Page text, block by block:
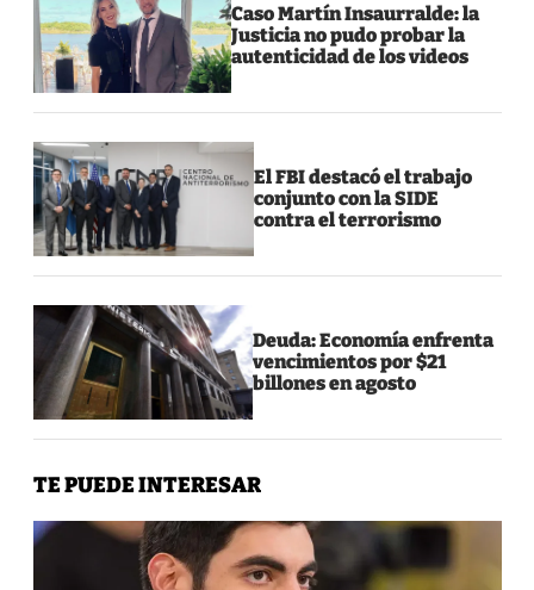
Caso Martín Insaurralde: la
Justicia no pudo probar la
autenticidad de los videos
El FBI destacó el trabajo
conjunto con la SIDE
contra el terrorismo
Deuda: Economía enfrenta
vencimientos por $21
billones en agosto
TE PUEDE INTERESAR